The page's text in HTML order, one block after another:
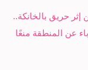
حريق بالخانكة..
عن المنطقة منعًا